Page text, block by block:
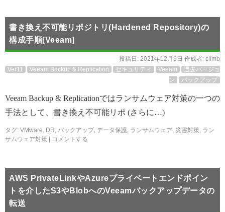
書き換え不可能リポジトリ(Hardened Repository)の
構成手順[Veeam]
投稿日: 2021年12月6日 作成者: climb
Ver11
Veeam Backup & Replication セキュリティ Veeam
過去バージョ
ン
バックアップ
Veeam Backup & Replicationではランサムウェア対策の一つの
手法として、書き換え不可能リポ (さらに…)
タグ: VMware, DR, バックアップ, データ保護, ランサムウェア, 災害対策, ラン
サムウェア対策
コメントする
AWS PrivateLinkやAzureプライベートエンドポイン
トを介したS3やBlobへのVeeamバックアップデータの
転送